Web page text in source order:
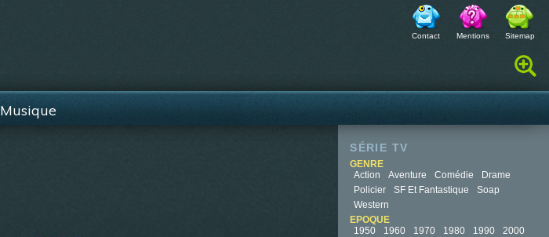
Contact Mentions Sitemap
Rechercher :
Musique
SÉRIE TV
GENRE
Action
Aventure Comédie
Drame
Policier
SF Et Fantastique
Soap
Western
EPOQUE
1950
1960 1970 1980 1990
2000